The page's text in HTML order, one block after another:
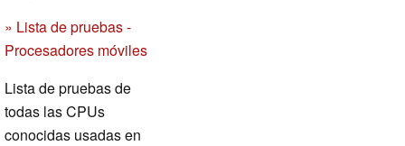
» Lista de pruebas -
Procesadores móviles
Lista de pruebas de
todas las CPUs
conocidas usadas en